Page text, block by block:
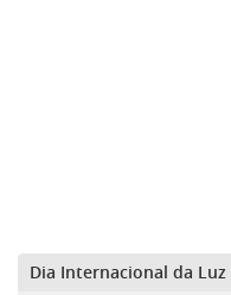
Dia Internacional da